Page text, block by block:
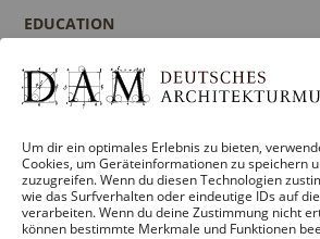
Um dir ein optimales Erlebnis zu bieten,
Cookies, um Geräteinformationen zu speichern
zuzugreifen. Wenn du diesen Technologien
wie das Surfverhalten oder eindeutige IDs auf
verarbeiten. Wenn du deine Zustimmung nicht
können bestimmte Merkmale und Funktionen
EDUCATION
Guidances and Tours
Contact person